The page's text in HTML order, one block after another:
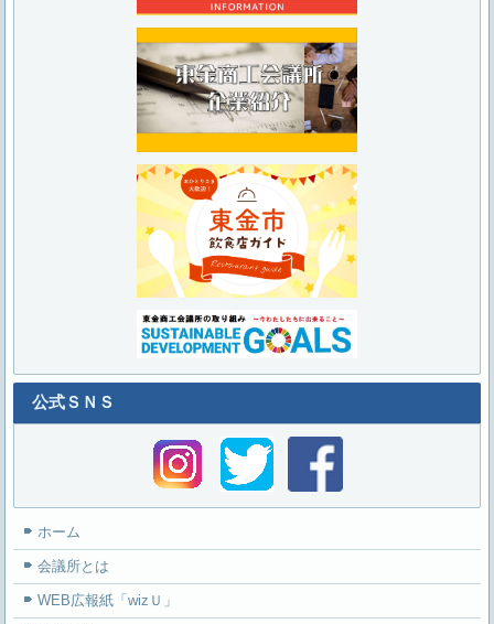
公式ＳＮＳ
ホーム
会議所とは
WEB広報紙「wizＵ」